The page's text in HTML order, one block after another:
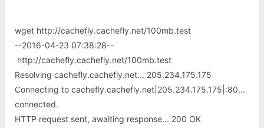
wget http://cachefly.cachefly.net/100mb.test
--2016-04-23 07:38:28--
http://cachefly.cachefly.net/100mb.test
Resolving cachefly.cachefly.net... 205.234.175.175
Connecting to cachefly.cachefly.net|205.234.175.175|:80...
connected.
HTTP request sent, awaiting response... 200 OK